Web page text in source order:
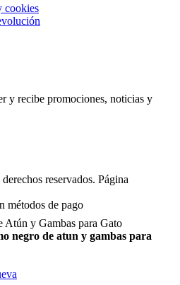
cookies
y recibe promociones, noticias y
reservados. Página
negro de atun y gambas para